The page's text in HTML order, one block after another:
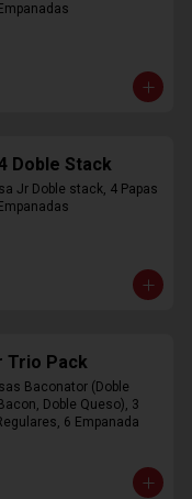
Doble Stack
Jr Doble stack, 4 Papas
Trio Pack
Baconator (Doble
Doble Queso), 3
6 Empanada